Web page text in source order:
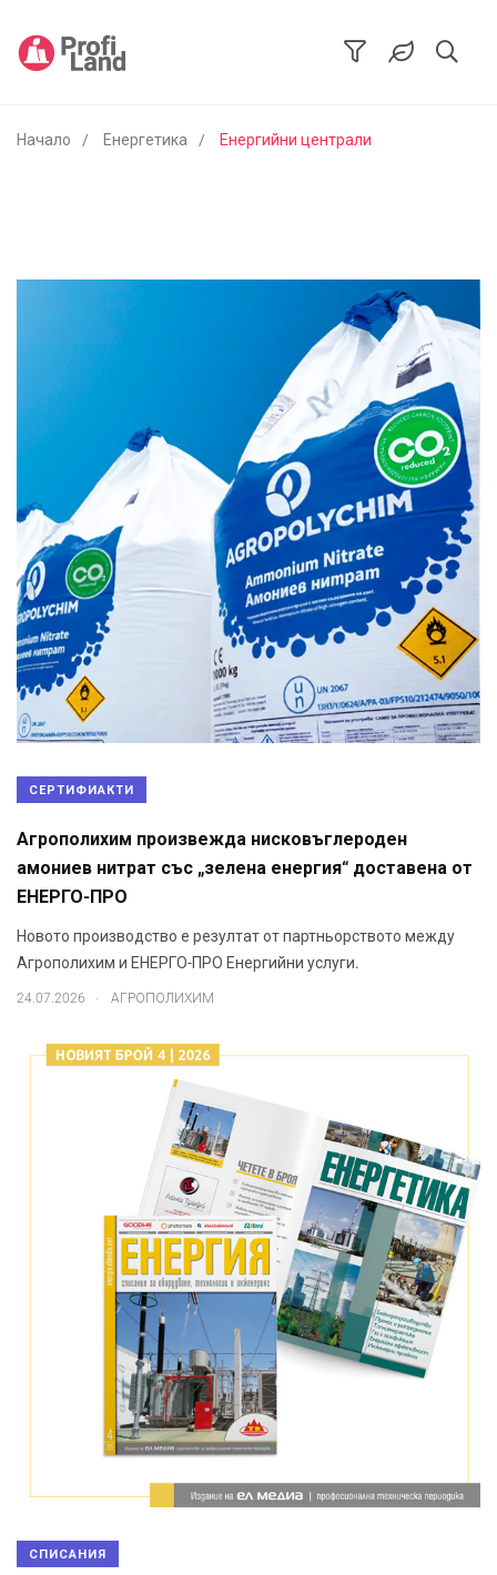
Начало Енергетика Енергийни централи
СЕРТИФИАКТИ
Агрополихим произвежда нисковъглероден
амониев нитрат със „зелена енергия“ доставена от
ЕНЕРГО-ПРО
Новото производство е резултат от партньорството между
Агрополихим и ЕНЕРГО-ПРО Енергийни услуги.
24.07.2026 . АГРОПОЛИХИМ
СПИСАНИЯ